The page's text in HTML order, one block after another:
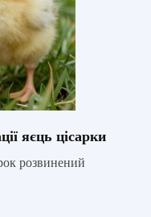
яєць цісарки
розвинений